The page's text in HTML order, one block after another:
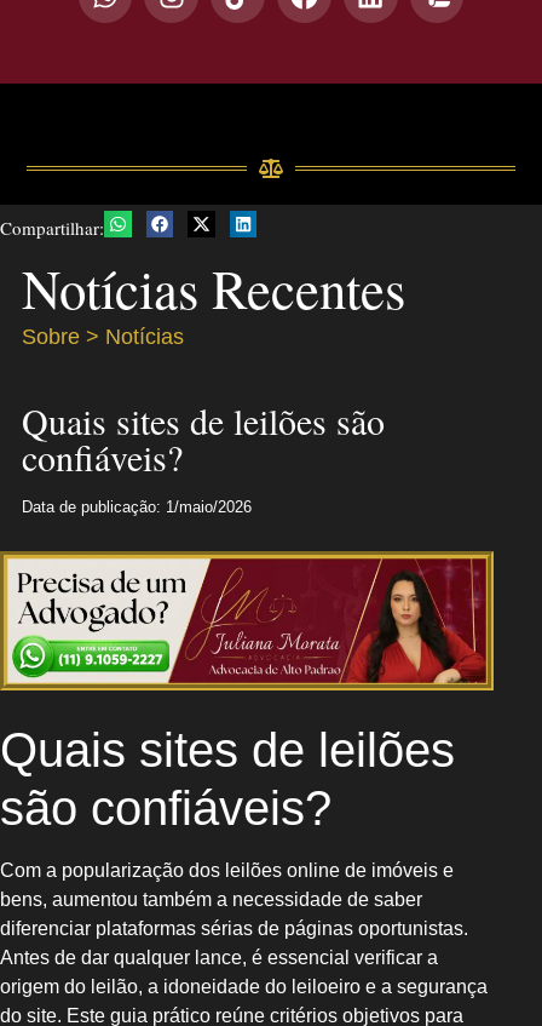
Compartilhar:
Notícias Recentes
Sobre > Notícias
Quais sites de leilões são
confiáveis?
Data de publicação: 1/maio/2026
Quais sites de leilões
são confiáveis?
Com a popularização dos leilões online de imóveis e
bens, aumentou também a necessidade de saber
diferenciar plataformas sérias de páginas oportunistas.
Antes de dar qualquer lance, é essencial verificar a
origem do leilão, a idoneidade do leiloeiro e a segurança
do site. Este guia prático reúne critérios objetivos para